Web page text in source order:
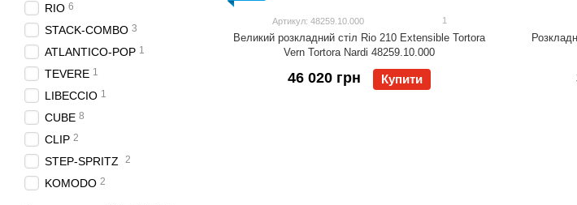
Артикул: 48259.10.000 1
Великий розкладний стіл Rio 210 Extensible Tortora
Vern Tortora Nardi 48259.10.000
46 020 грн Купити
RIO 6
STACK-COMBO 3
ATLANTICO-POP 1
TEVERE 1
LIBECCIO 1
CUBE 8
CLIP 2
STEP-SPRITZ 2
KOMODO 2